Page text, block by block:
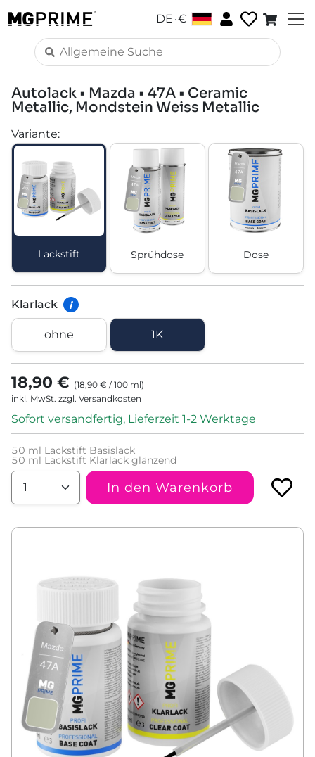
DE .€
Autolack • Mazda • 47A • Ceramic
Metallic, Mondstein Weiss Metallic
Variante:
Lackstift Sprühdose Dose
Klarlack i
ohne 1K
18,90 € (18,90 € /100 ml)
inkl. MwSt. zzgl. Versandkosten
Sofort versandfertig, Lieferzeit 1-2 Werktage
50 ml Lackstift Basislack
50 ml Lackstift Klarlack glänzend
In den Warenkorb